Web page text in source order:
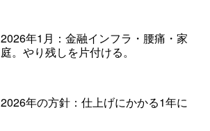
2026年1月：金融インフラ・腰痛・家
庭。やり残しを片付ける。
2026年の方針：仕上げにかかる1年に